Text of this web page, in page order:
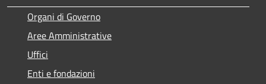
Organi di Governo
Aree Amministrative
Uffici
Enti e fondazioni